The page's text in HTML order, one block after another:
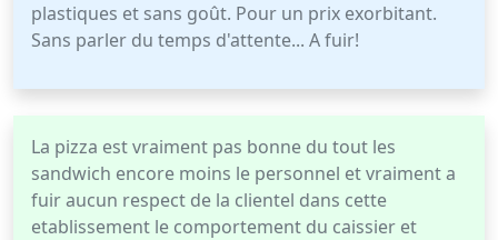
plastiques et sans goût. Pour un prix exorbitant.
Sans parler du temps d'attente... A fuir!
La pizza est vraiment pas bonne du tout les
sandwich encore moins le personnel et vraiment a
fuir aucun respect de la clientel dans cette
etablissement le comportement du caissier et